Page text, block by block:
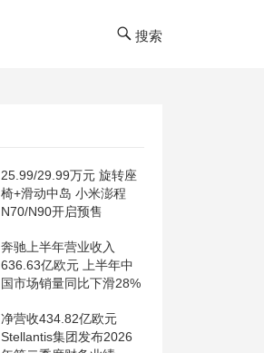
搜索
25.99/29.99万元 旋转座
椅+滑动中岛 小米澎程
N70/N90开启预售
奔驰上半年营业收入
636.63亿欧元 上半年中
国市场销量同比下滑28%
净营收434.82亿欧元
Stellantis集团发布2026